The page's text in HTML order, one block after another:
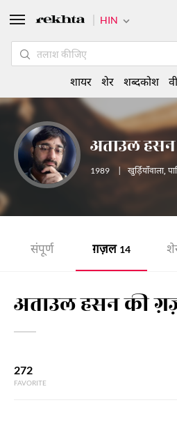
अताउल हसन
1989 खुर्ड़ियाँवाला,
संपूर्ण ग़ज़ल 14
अताउल हसन की
272
FAVORITE
HIN
शायर शेर शब्दकोश